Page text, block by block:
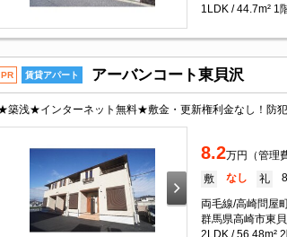
1LDK / 44.7m² 1
PR 賃貸アパート アーバンコート東貝沢
8.2万円（管理
敷 なし 礼
両毛線/高崎問屋
群馬県高崎市東
2LDK / 56.48m²